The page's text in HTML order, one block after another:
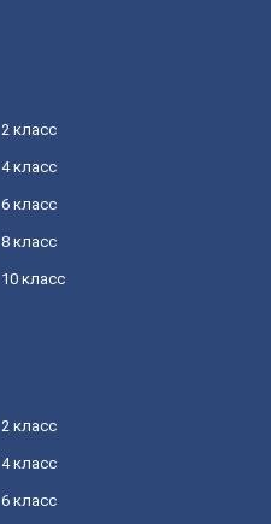
2 класс
4 класс
6 класс
8 класс
10 класс
2 класс
4 класс
6 класс